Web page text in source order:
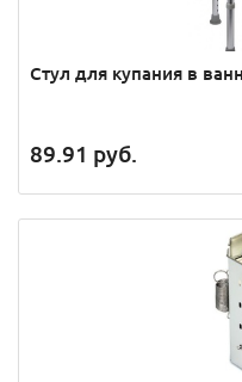
Стул для купания в
89.91 руб.